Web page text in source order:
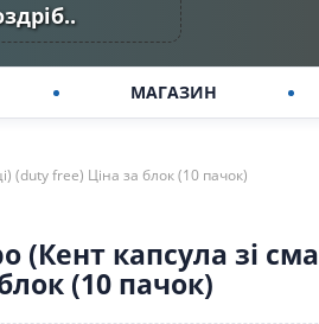
МАГАЗИН
(duty free) Ціна за блок (10 пачок)
(Кент капсула зі
(10 пачок)